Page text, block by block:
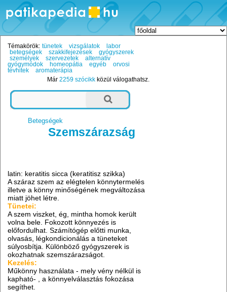
Témakörök: tünetek vizsgálatok
labor
betegségek
szakkifejezések
gyógyszerek
személyek
szervezetek
alternatív
gyógymódok
homeopátia egyéb
orvosi
tévhitek
aromaterápia
Már2259 szócikk közül válogathatsz.
Betegségek
Szemszárazság
latin: keratitis sicca (keratitisz szikka)
A száraz szem az elégtelen könnytermelés
illetve a könny minőségének megváltozása
miatt jöhet létre.
Tünetei:
A szem viszket, ég, mintha homok került
volna bele. Fokozott könnyezés is
előfordulhat. Számítógép előtti munka,
olvasás, légkondicionálás a tüneteket
súlyosbítja. Különböző gyógyszerek is
okozhatnak szemszárazságot.
Kezelés:
Műkönny használata - mely vény nélkül is
kapható- , a könnyelválasztás fokozása
segíthet.